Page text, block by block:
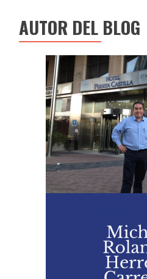
AUTOR DEL BLOG